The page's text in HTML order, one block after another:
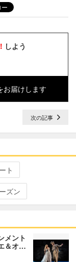
しよう
届けします
次の記事
ト
ズン
メント
＆オ…